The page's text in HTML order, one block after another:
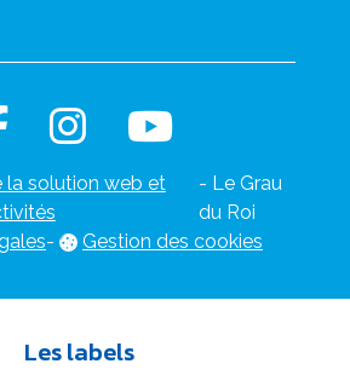
la solution web et
- Le Grau
du Roi
- Gestion des cookies
Les labels